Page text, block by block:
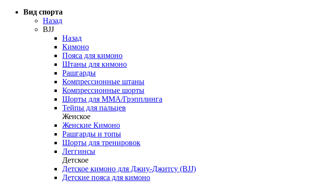
Вид спорта
Назад
BJJ
Назад
Кимоно
Пояса для кимоно
Штаны для кимоно
Рашгарды
Компрессионные штаны
Компрессионные шорты
Шорты для ММА/Грэпплинга
Тейпы для пальцев
Женское
Женские Кимоно
Рашгарды и топы
Шорты для тренировок
Леггинсы
Детское
Детское кимоно для Джиу-Джитсу (BJJ)
Детские пояса для кимоно